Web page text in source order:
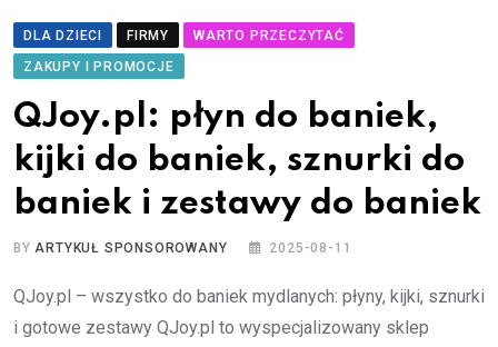
DLA DZIECI FIRMY
WARTO PRZECZYTAĆ
ZAKUPY I PROMOCJE
QJoy.pl: płyn do baniek,
kijki do baniek, sznurki do
baniek i zestawy do baniek
BYARTYKUŁ SPONSOROWANY 2025-08-11
QJoy.pl – wszystko do baniek mydlanych: płyny, kijki, sznurki
i gotowe zestawy QJoy.pl to wyspecjalizowany sklep